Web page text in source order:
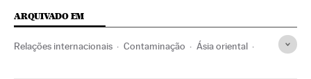
ARQUIVADO EM
Relações internacionais Contaminação Ásia oriental